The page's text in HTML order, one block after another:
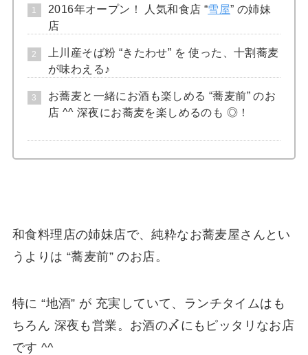
2016年オープン！ 人気和食店 “雪屋” の姉妹
店
上川産そば粉 “きたわせ” を 使った、十割蕎麦
が味わえる♪
お蕎麦と一緒にお酒も楽しめる “蕎麦前” のお
店 ^^ 深夜にお蕎麦を楽しめるのも ◎！
和食料理店の姉妹店で、純粋なお蕎麦屋さんとい
うよりは “蕎麦前” のお店。
特に “地酒” が 充実していて、ランチタイムはも
ちろん 深夜も営業。お酒の〆にもピッタリなお店
です ^^